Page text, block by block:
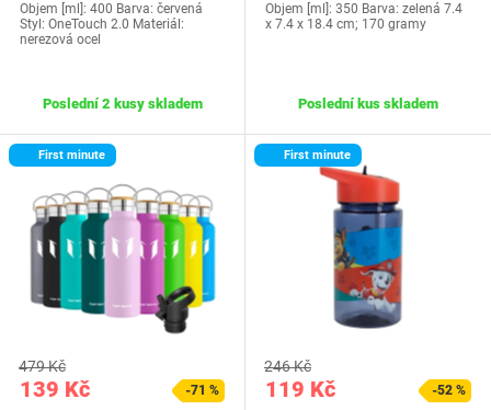
Objem [ml]: 400 Barva: červená
Styl: OneTouch 2.0 Materiál:
nerezová ocel
Poslední 2 kusy skladem
Objem [ml]: 350 Barva: zelená 7.4
x 7.4 x 18.4 cm; 170 gramy
Poslední kus skladem
First minute
139 Kč
479 Kč
-71 %
First minute
119 Kč
246 Kč
-52 %